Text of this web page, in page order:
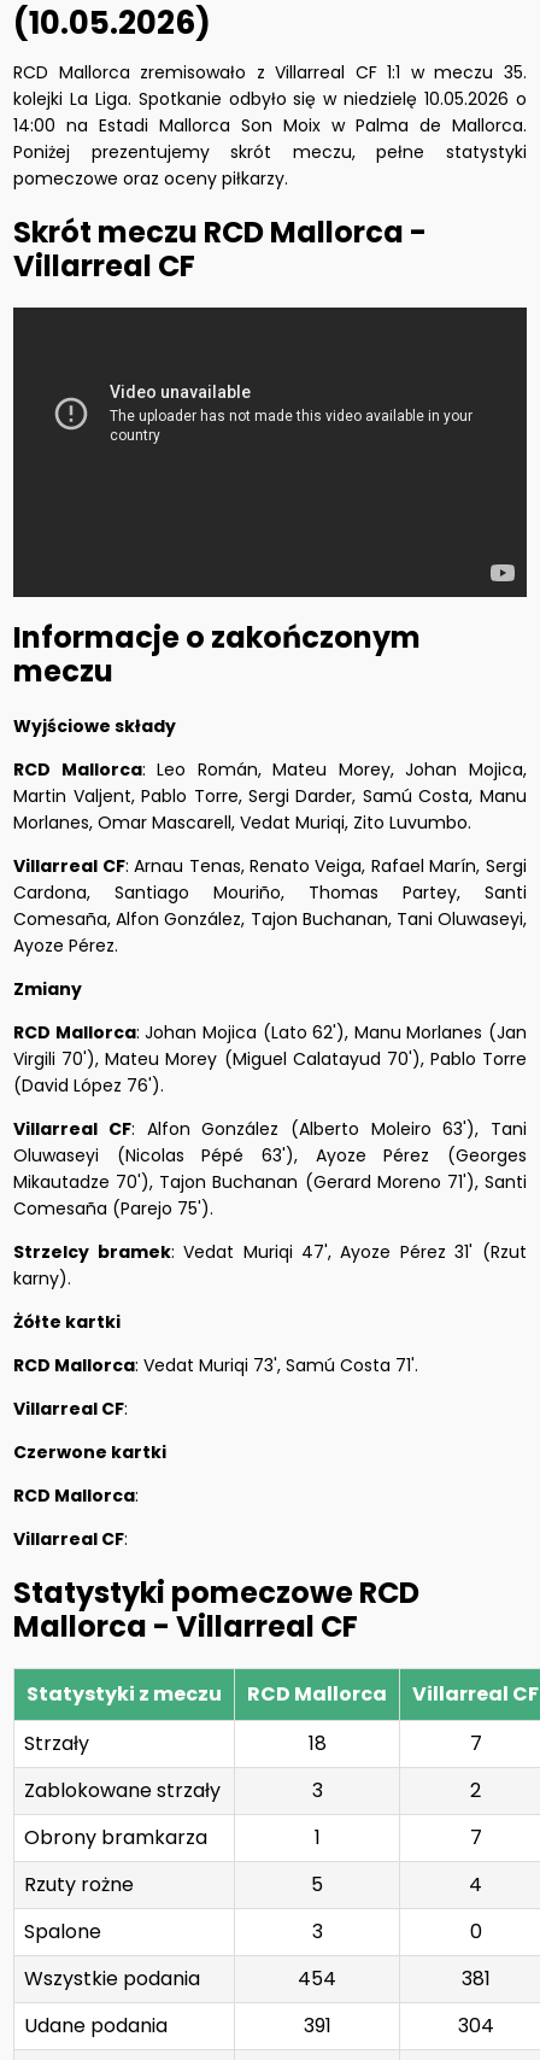
(10.05.2026)
RCD Mallorca zremisowało z Villarreal CF 1:1 w meczu 35.
kolejki La Liga. Spotkanie odbyło się w niedzielę 10.05.2026 o
14:00 na Estadi Mallorca Son Moix w Palma de Mallorca.
Poniżej prezentujemy skrót meczu, pełne statystyki
pomeczowe oraz oceny piłkarzy.
Skrót meczu RCD Mallorca -
Villarreal CF
Informacje o zakończonym
meczu
Wyjściowe składy
RCD Mallorca: Leo Román, Mateu Morey, Johan Mojica,
Martin Valjent, Pablo Torre, Sergi Darder, Samú Costa, Manu
Morlanes, Omar Mascarell, Vedat Muriqi, Zito Luvumbo.
Villarreal CF: Arnau Tenas, Renato Veiga, Rafael Marín, Sergi
Cardona, Santiago Mouriño, Thomas Partey, Santi
Comesaña, Alfon González, Tajon Buchanan, Tani Oluwaseyi,
Ayoze Pérez.
Zmiany
RCD Mallorca: Johan Mojica (Lato 62'), Manu Morlanes (Jan
Virgili 70'), Mateu Morey (Miguel Calatayud 70'), Pablo Torre
(David López 76').
Villarreal CF: Alfon González (Alberto Moleiro 63'), Tani
Oluwaseyi (Nicolas Pépé 63'), Ayoze Pérez (Georges
Mikautadze 70'), Tajon Buchanan (Gerard Moreno 71'), Santi
Comesaña (Parejo 75').
Strzelcy bramek: Vedat Muriqi 47', Ayoze Pérez 31' (Rzut
karny).
Żółte kartki
RCD Mallorca: Vedat Muriqi 73', Samú Costa 71'.
Villarreal CF:
Czerwone kartki
RCD Mallorca:
Villarreal CF:
Statystyki pomeczowe RCD
Mallorca - Villarreal CF
Statystyki z meczu RCD Mallorca
Villarreal CF
Strzały
18
7
Zablokowane strzały
3
2
Obrony bramkarza
1
7
Rzuty rożne
5
4
Spalone
3
0
Wszystkie podania
454
381
Udane podania
391
304